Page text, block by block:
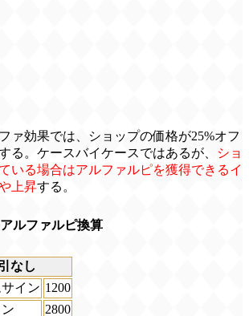
ァ効果では、ショップの価格が25%オフ
る。ケースバイケースではあるが、 ショ
いる場合はアルファルピを獲得できるイ
上昇する。
ルファルピ換算
なし
イン 1200
2800